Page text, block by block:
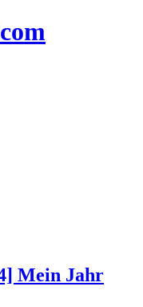
Mein Jahr